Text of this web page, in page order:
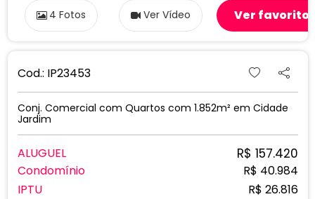
4 Fotos Ver Vídeo Ver favoritos
Cod.: IP23453
Conj. Comercial com Quartos com 1.852m² em Cidade
Jardim
ALUGUEL R$ 157.420
Condomínio
R$ 40.984
IPTU
R$ 26.816